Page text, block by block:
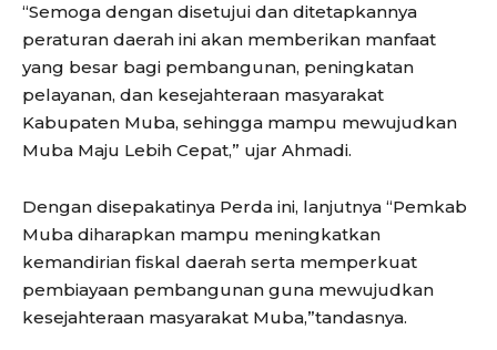
“Semoga dengan disetujui dan ditetapkannya
peraturan daerah ini akan memberikan manfaat
yang besar bagi pembangunan, peningkatan
pelayanan, dan kesejahteraan masyarakat
Kabupaten Muba, sehingga mampu mewujudkan
Muba Maju Lebih Cepat,” ujar Ahmadi.
Dengan disepakatinya Perda ini, lanjutnya “Pemkab
Muba diharapkan mampu meningkatkan
kemandirian fiskal daerah serta memperkuat
pembiayaan pembangunan guna mewujudkan
kesejahteraan masyarakat Muba,”tandasnya.